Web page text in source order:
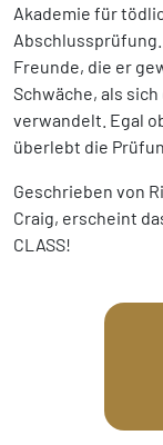
Akademie für
Freunde, die er
Schwäche, als
verwandelt. Egal
überlebt die
Geschrieben von
Craig, erscheint
CLASS!